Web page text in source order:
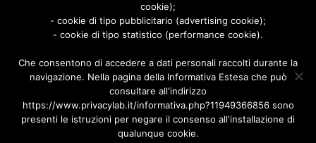
© Sant'Uberto Società Agricola s.r.l. - All Rights Reserved CF:
08155680963
Viale Toscana 200, 21052 Busto Arsizio [VARESE]
Privacy Policy |Cookie Policy| Powered byAD-ADVANCED
cookie);
- cookie di tipo pubblicitario (advertising cookie);
- cookie di tipo statistico (performance cookie).
Che consentono di accedere a dati personali raccolti durante la
navigazione. Nella pagina della Informativa Estesa che può
consultare all'indirizzo
https://www.privacylab.it/informativa.php?11949366856 sono
presenti le istruzioni per negare il consenso all'installazione di
qualunque cookie.